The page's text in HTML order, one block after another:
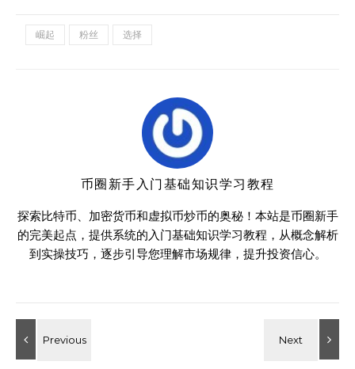
崛起 粉丝 选择
币圈新手入门基础知识学习教程
探索比特币、加密货币和虚拟币炒币的奥秘！本站是币圈新手
的完美起点，提供系统的入门基础知识学习教程，从概念解析
到实操技巧，逐步引导您理解市场规律，提升投资信心。